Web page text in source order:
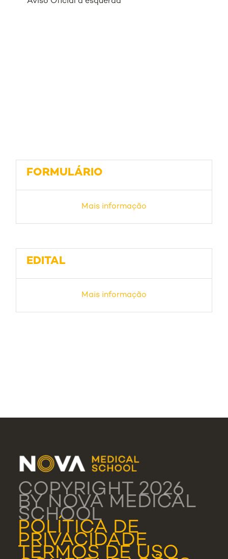
FORMULÁRIO
Mais informação
EDITAL
Mais informação
COPYRIGHT 2026
BY NOVA MEDICAL
SCHOOL
POLÍTICA DE
PRIVACIDADE
TERMOS DE USO